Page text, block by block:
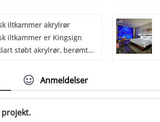
op til 93%. Vi
år for ikke at gulne for
iltkammer akrylrør
iltkammer er Kingsign
støbt akrylrør, berømt
og blank, solid
sorte prikker, bobler,
har produceret og
90 mm tykkelse akrylrør og
Anmeldelser
projekt.